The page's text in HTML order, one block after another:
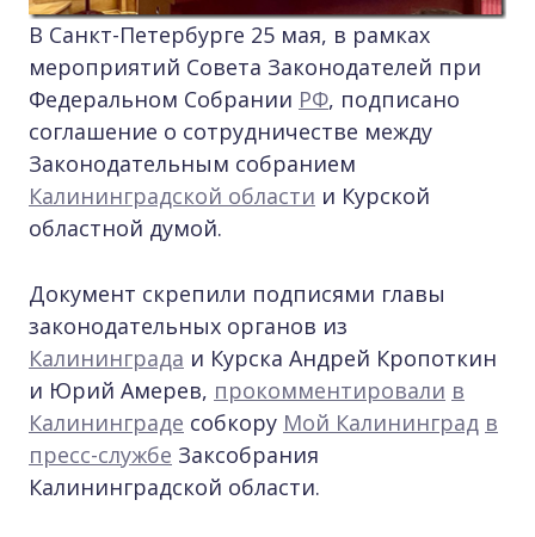
В Санкт-Петербурге 25 мая, в рамках
мероприятий Совета Законодателей при
Федеральном Собрании РФ, подписано
соглашение о сотрудничестве между
Законодательным собранием
Калининградской области и Курской
областной думой.
Документ скрепили подписями главы
законодательных органов из
Калининграда и Курска Андрей Кропоткин
и Юрий Амерев, прокомментировали в
Калининграде собкору Мой Калининград в
пресс-службе Заксобрания
Калининградской области.